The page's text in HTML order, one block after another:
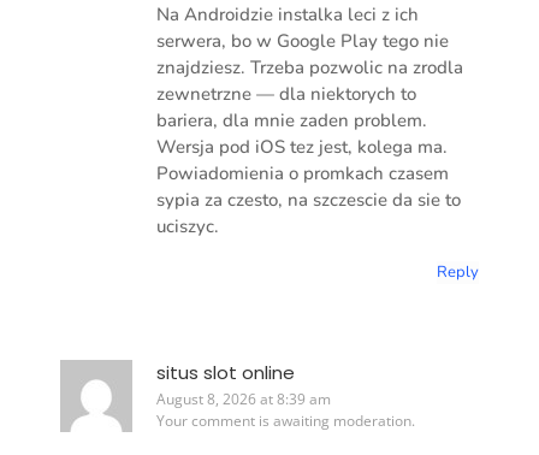
Na Androidzie instalka leci z ich
serwera, bo w Google Play tego nie
znajdziesz. Trzeba pozwolic na zrodla
zewnetrzne — dla niektorych to
bariera, dla mnie zaden problem.
Wersja pod iOS tez jest, kolega ma.
Powiadomienia o promkach czasem
sypia za czesto, na szczescie da sie to
uciszyc.
Reply
situs slot online
August 8, 2026 at 8:39 am
Your comment is awaiting moderation.